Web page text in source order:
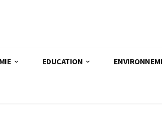
EDUCATION